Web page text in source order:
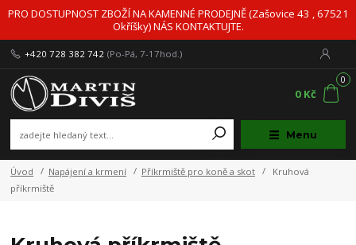
PRO DOSTUPNOST ZBOŽÍ NA KAMENNÉ PRODEJNĚ (Zašovice 43 , 67521
Okříšky) NÁS KONTAKTUJTE.
Menu
+420 728 382 742 (Po-Pá, 7-17hod.)
0
0 Kč
Úvod Napájení a krmení Příkrmiště pro koně a skot
Kruhová
příkrmiště